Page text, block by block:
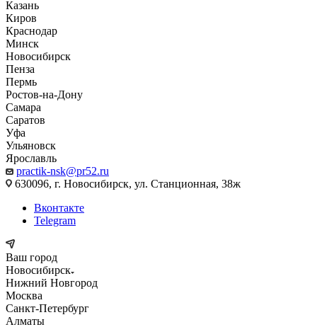
Казань
Киров
Краснодар
Минск
Новосибирск
Пенза
Пермь
Ростов-на-Дону
Самара
Саратов
Уфа
Ульяновск
Ярославль
practik-nsk@pr52.ru
630096, г. Новосибирск, ул. Станционная, 38ж
Вконтакте
Telegram
Ваш город
Новосибирск
Нижний Новгород
Москва
Санкт-Петербург
Алматы